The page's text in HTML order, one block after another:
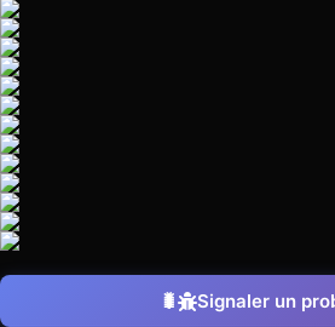
Signaler un